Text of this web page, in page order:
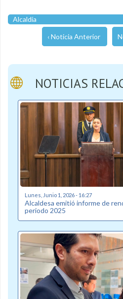
Alcaldía
‹ Noticia Anterior
NOTICIAS
Lunes, Junio 1, 2026 - 16:27
Alcaldesa emitió informe de
periodo 2025